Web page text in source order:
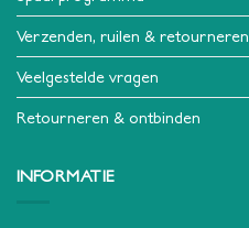
Verzenden, ruilen & retourneren
Veelgestelde vragen
Retourneren & ontbinden
INFORMATIE